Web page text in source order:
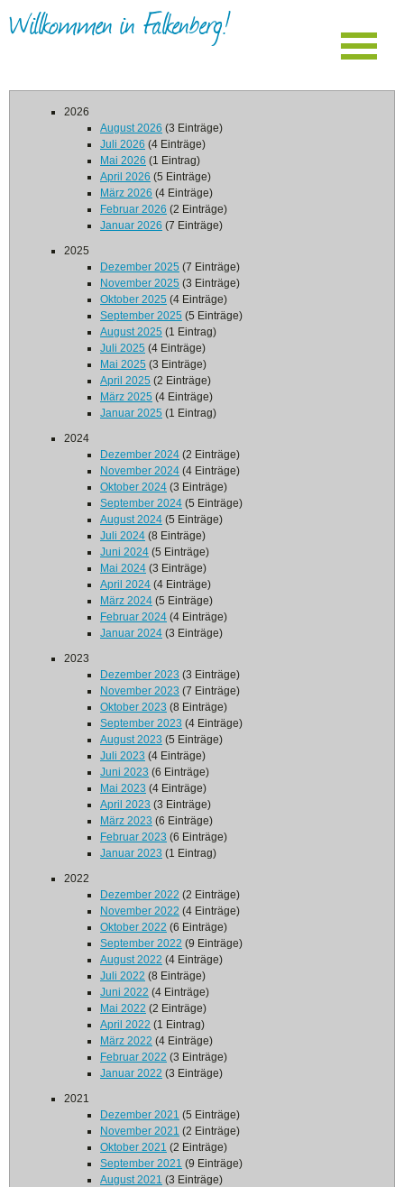
Willkommen in Falkenberg!
2026
August 2026 (3 Einträge)
Juli 2026 (4 Einträge)
Mai 2026 (1 Eintrag)
April 2026 (5 Einträge)
März 2026 (4 Einträge)
Februar 2026 (2 Einträge)
Januar 2026 (7 Einträge)
2025
Dezember 2025 (7 Einträge)
November 2025 (3 Einträge)
Oktober 2025 (4 Einträge)
September 2025 (5 Einträge)
August 2025 (1 Eintrag)
Juli 2025 (4 Einträge)
Mai 2025 (3 Einträge)
April 2025 (2 Einträge)
März 2025 (4 Einträge)
Januar 2025 (1 Eintrag)
2024
Dezember 2024 (2 Einträge)
November 2024 (4 Einträge)
Oktober 2024 (3 Einträge)
September 2024 (5 Einträge)
August 2024 (5 Einträge)
Juli 2024 (8 Einträge)
Juni 2024 (5 Einträge)
Mai 2024 (3 Einträge)
April 2024 (4 Einträge)
März 2024 (5 Einträge)
Februar 2024 (4 Einträge)
Januar 2024 (3 Einträge)
2023
Dezember 2023 (3 Einträge)
November 2023 (7 Einträge)
Oktober 2023 (8 Einträge)
September 2023 (4 Einträge)
August 2023 (5 Einträge)
Juli 2023 (4 Einträge)
Juni 2023 (6 Einträge)
Mai 2023 (4 Einträge)
April 2023 (3 Einträge)
März 2023 (6 Einträge)
Februar 2023 (6 Einträge)
Januar 2023 (1 Eintrag)
2022
Dezember 2022 (2 Einträge)
November 2022 (4 Einträge)
Oktober 2022 (6 Einträge)
September 2022 (9 Einträge)
August 2022 (4 Einträge)
Juli 2022 (8 Einträge)
Juni 2022 (4 Einträge)
Mai 2022 (2 Einträge)
April 2022 (1 Eintrag)
März 2022 (4 Einträge)
Februar 2022 (3 Einträge)
Januar 2022 (3 Einträge)
2021
Dezember 2021 (5 Einträge)
November 2021 (2 Einträge)
Oktober 2021 (2 Einträge)
September 2021 (9 Einträge)
August 2021 (3 Einträge)